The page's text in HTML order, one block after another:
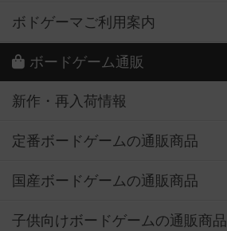
ボドゲーマご利用案内
ボードゲーム通販
新作・再入荷情報
定番ボードゲームの通販商品
国産ボードゲームの通販商品
子供向けボードゲームの通販商品